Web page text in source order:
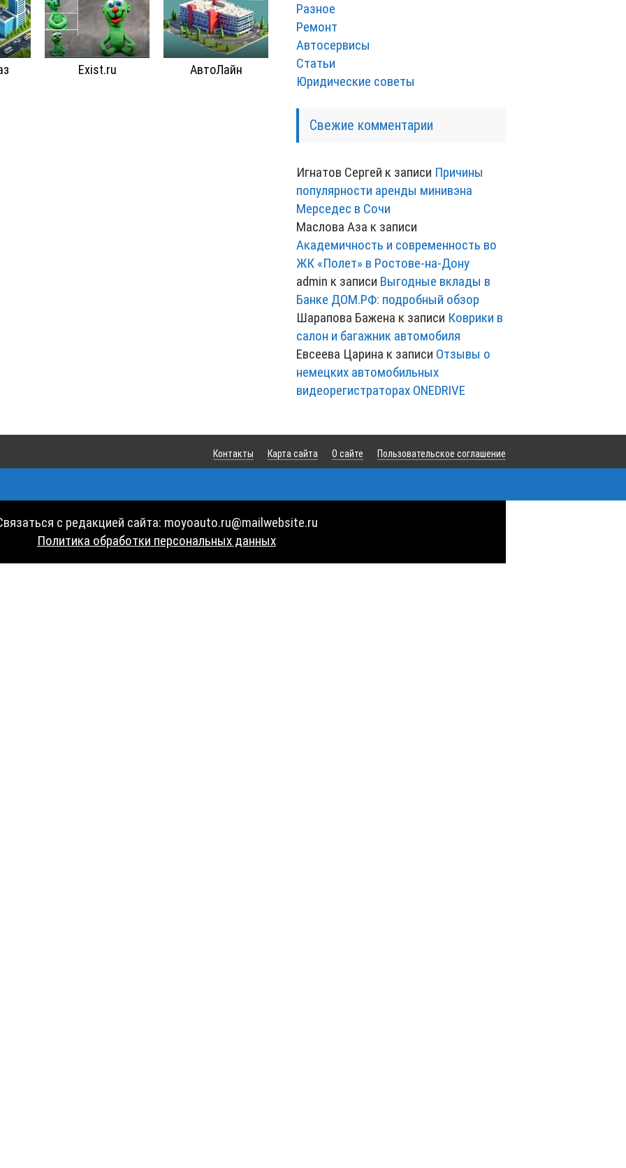
Exist.ru АвтоЛайн
Разное
Ремонт
Автосервисы
Статьи
Юридические советы
Свежие комментарии
Игнатов Сергей к записи Причины
популярности аренды минивэна
Мерседес в Сочи
Маслова Аза к записи
Академичность и современность во
ЖК «Полет» в Ростове-на-Дону
admin к записи Выгодные вклады в
Банке ДОМ.РФ: подробный обзор
Шарапова Бажена к записи Коврики в
салон и багажник автомобиля
Евсеева Царина к записи Отзывы о
немецких автомобильных
видеорегистраторах ONEDRIVE
Контакты Карта сайта О сайте Пользовательское соглашение
с редакцией сайта: moyoauto.ru@mailwebsite.ru
Политика обработки персональных данных